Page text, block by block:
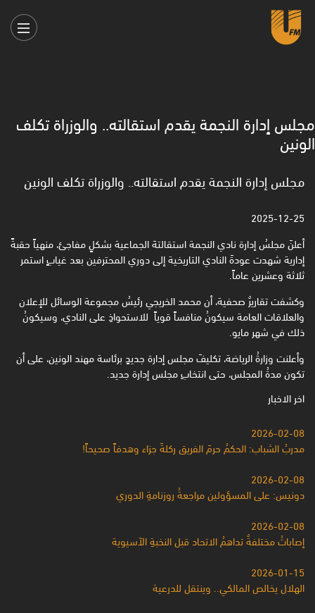
مجلس إدارة النجمة يقدم استقالته.. والوزراة تكلف
الونين
مجلس إدارة النجمة يقدم استقالته.. والوزراة تكلف الونين
2025-12-25
أعلنَ مجلسُ إدارة نادي النجمة استقالتهَ الجماعية بشكلٍ مفاجئ، منهياً حقبةً
إدارية شهدت عودةَ النادي التاريخية إلى دوري المحترفين بعد غيابٍ استمر
ثلاثة وعشرين عاماً.
وكشفت تقاريرٌ صحفية، أن محمد الخريجي رئيسُ مجموعة الوسائل للإعلان
والعلاقات العامة سيكونُ منافساً قوياً للاستحواذِ على النادي، وسيكونُ
ذلك في شهر مايو.
وأعلنت وزارةُ الرياضة، تكليفَ مجلس إدارة جديدٍ برئاسة مهند الونين، على أن
تكون مدةُ المجلس، حتى انتخابِ مجلس إدارة جديد.
اخر الاخبار
2026-02-08
مدربُ الشباب: الحكمُ حرمَ الفريق ركلةَ جزاء وهدفاً صحيحاً!
2026-02-08
دونيس: على المسؤولين مراجعةُ روزنامةِ الدوري
2026-02-08
إصاباتُ مختلفةٌ تداهمُ الاتحاد قبل النخبةِ الآسيوية
2026-01-15
الهلال يخالص المالكي.. وينتقل للدرعية